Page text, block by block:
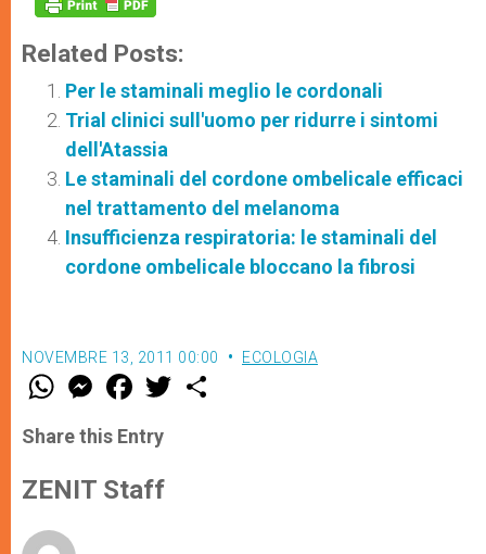
Related Posts:
Per le staminali meglio le cordonali
Trial clinici sull'uomo per ridurre i sintomi
dell'Atassia
Le staminali del cordone ombelicale efficaci
nel trattamento del melanoma
Insufficienza respiratoria: le staminali del
cordone ombelicale bloccano la fibrosi
NOVEMBRE 13, 2011 00:00 ECOLOGIA
W
t
s
p
p
M
e
s
e
g
e
F
a
e
b
o
k
w
Share this Entry
ZENIT Staff